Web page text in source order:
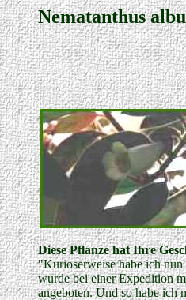
Nematanthus
Diese Pflanze hat Ihre
"Kurioserweise habe ich
wurde bei einer Expedition
angeboten. Und so habe ich